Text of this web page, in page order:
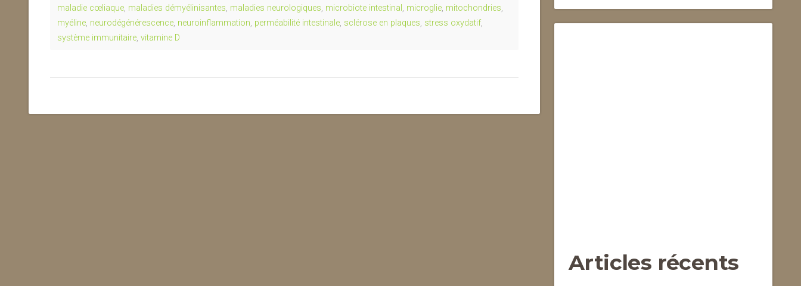
maladie cœliaque, maladies démyélinisantes, maladies neurologiques, microbiote intestinal , microglie, mitochondries,
myéline, neurodégénérescence, neuroinflammation, perméabilité intestinale, sclérose en plaques, stress oxydatif,
système immunitaire, vitamine D
Articles récents